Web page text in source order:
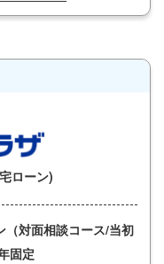
ローン)
対面相談コース/当初
固定